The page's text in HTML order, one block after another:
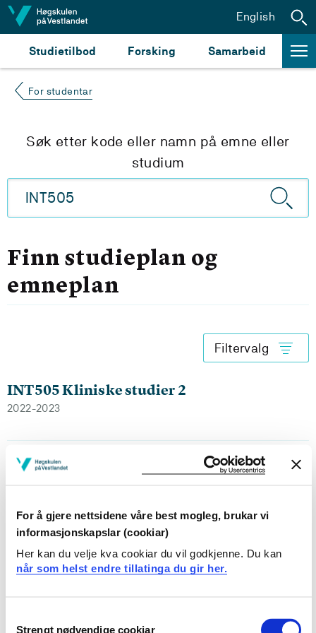
For å gjere nettsidene våre best mogleg, brukar vi
informasjonskapslar (cookiar)
Her kan du velje kva cookiar du vil godkjenne. Du kan
når som helst endre tillatinga du gir her.
Strengt nødvendige cookiar
Hopp til innhald
Studietilbod Forsking Samarbeid
English
For studentar
Søk etter kode eller namn på emne eller
studium
Finn studieplan og
emneplan
Filtervalg
INT505 Kliniske studier 2
2022-2023
INT505 Kliniske studier 2
INT505 Kliniske studier 2
2020-2021